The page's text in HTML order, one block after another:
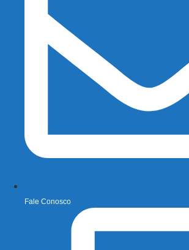
Fale Conosco